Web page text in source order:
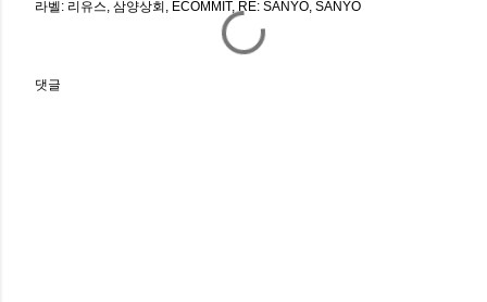
라벨: 리유스 삼양상회 ECOMMIT RE: SANYO SANYO
댓글